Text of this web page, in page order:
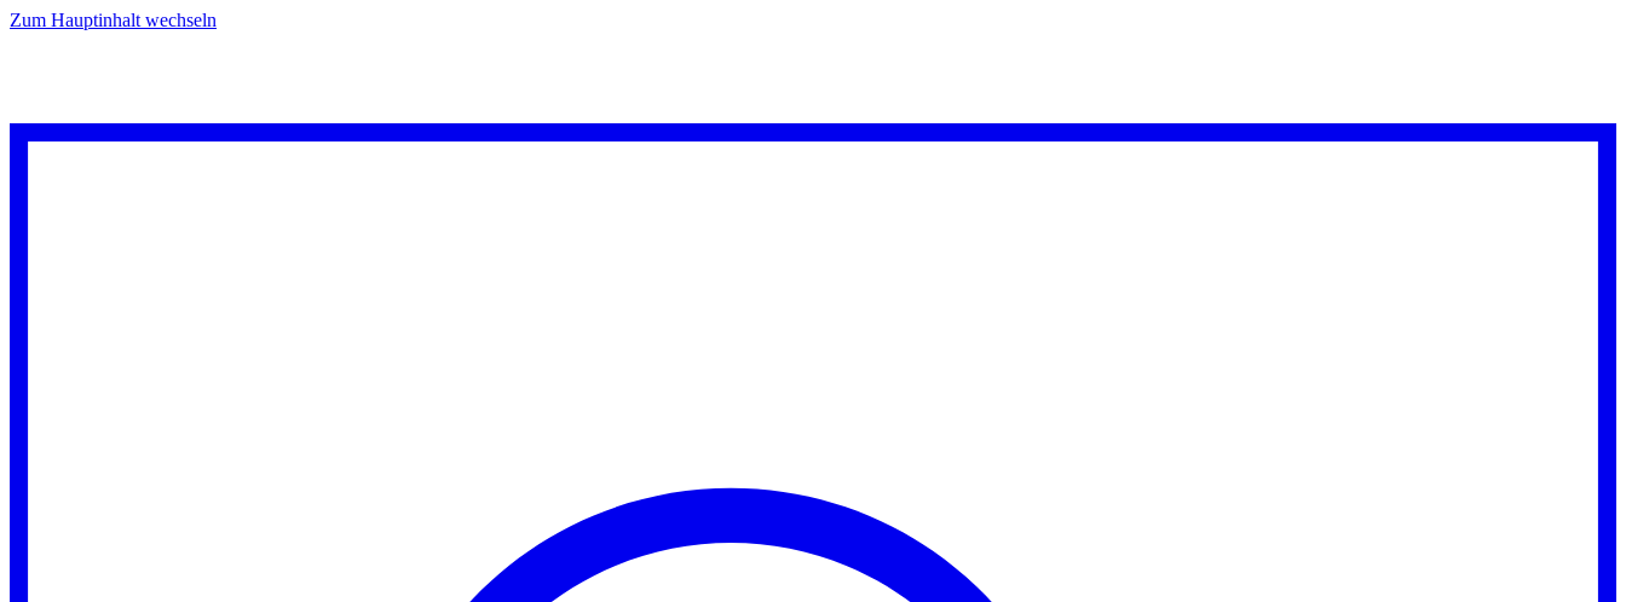
Zum Hauptinhalt wechseln